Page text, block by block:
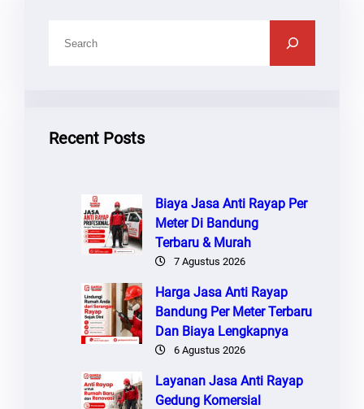
Recent Posts
Biaya Jasa Anti Rayap Per
Meter Di Bandung
Terbaru & Murah
7 Agustus 2026
Harga Jasa Anti Rayap
Bandung Per Meter Terbaru
Dan Biaya Lengkapnya
6 Agustus 2026
Layanan Jasa Anti Rayap
Gedung Komersial